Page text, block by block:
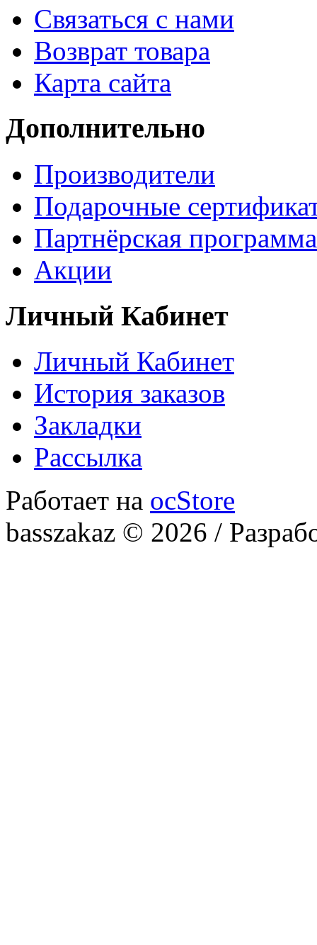
Связаться с нами
Возврат товара
Карта сайта
Дополнительно
Производители
Подарочные
Партнёрская программа
Акции
Личный Кабинет
Личный Кабинет
История заказов
Закладки
Рассылка
Работает на ocStore
basszakaz © 2026 /